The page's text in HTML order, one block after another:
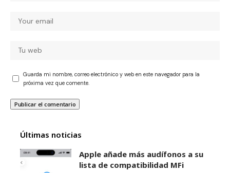
Guarda mi nombre, correo electrónico y web en este navegador para la
próxima vez que comente.
Últimas noticias
Apple añade más audífonos a su
lista de compatibilidad MFi